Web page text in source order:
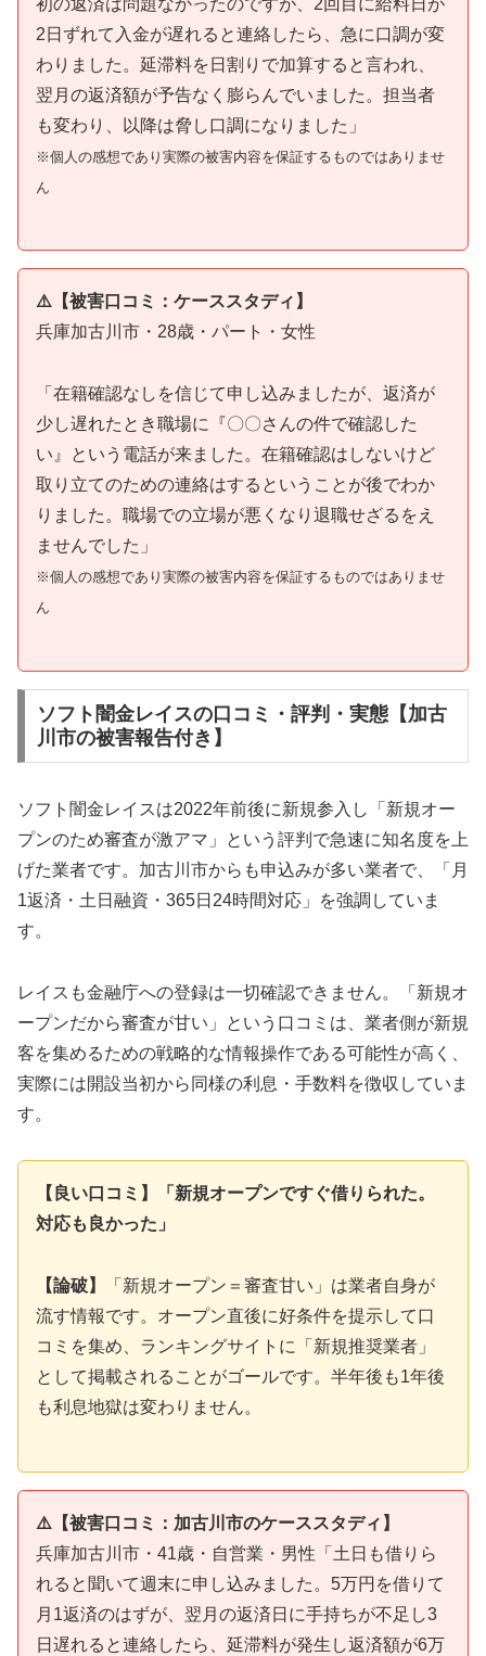
2日ずれて入金が遅れると連絡したら、急に口調が変
わりました。延滞料を日割りで加算すると言われ、
翌月の返済額が予告なく膨らんでいました。担当者
も変わり、以降は脅し口調になりました」
※個人の感想であり実際の被害内容を保証するものではありませ
ん
⚠️【被害口コミ：ケーススタディ】
兵庫加古川市・28歳・パート・女性
「在籍確認なしを信じて申し込みましたが、返済が
少し遅れたとき職場に『〇〇さんの件で確認した
い』という電話が来ました。在籍確認はしないけど
取り立てのための連絡はするということが後でわか
りました。職場での立場が悪くなり退職せざるをえ
ませんでした」
※個人の感想であり実際の被害内容を保証するものではありませ
ん
ソフト闇金レイスの口コミ・評判・実態【加古
川市の被害報告付き】
ソフト闇金レイスは2022年前後に新規参入し「新規オー
プンのため審査が激アマ」という評判で急速に知名度を上
げた業者です。加古川市からも申込みが多い業者で、「月
1返済・土日融資・365日24時間対応」を強調していま
す。
レイスも金融庁への登録は一切確認できません。「新規オ
ープンだから審査が甘い」という口コミは、業者側が新規
客を集めるための戦略的な情報操作である可能性が高く、
実際には開設当初から同様の利息・手数料を徴収していま
す。
【良い口コミ】「新規オープンですぐ借りられた。
対応も良かった」
【論破】
「新規オープン＝審査甘い」は業者自身が
流す情報です。オープン直後に好条件を提示して口
コミを集め、ランキングサイトに「新規推奨業者」
として掲載されることがゴールです。半年後も1年後
も利息地獄は変わりません。
⚠️【被害口コミ：加古川市のケーススタディ】
兵庫加古川市・41歳・自営業・男性「土日も借りら
れると聞いて週末に申し込みました。5万円を借りて
月1返済のはずが、翌月の返済日に手持ちが不足し3
日遅れると連絡したら、延滞料が発生し返済額が6万